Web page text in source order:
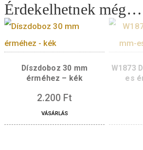
tervező:
Holló István
14.000Ft
Quantity
Érdekelhetnek